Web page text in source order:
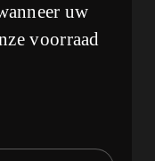
uw
voorraad